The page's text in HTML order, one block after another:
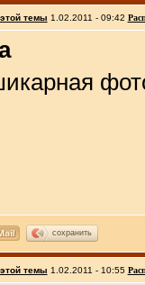
темы 1.02.2011 - 09:42
сохранить
темы 1.02.2011 - 10:55